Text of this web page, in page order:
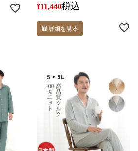
¥11,440税込
詳細を見る